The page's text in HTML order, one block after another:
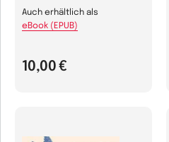
10,00 €
Auch erhältlich als
eBook (EPUB)